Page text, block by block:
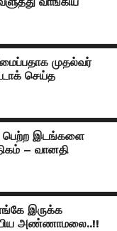
முதல்வர்
செய்த
பெற்ற இடங்களை
– வானதி
இருக்க
அண்ணாமலை..!!